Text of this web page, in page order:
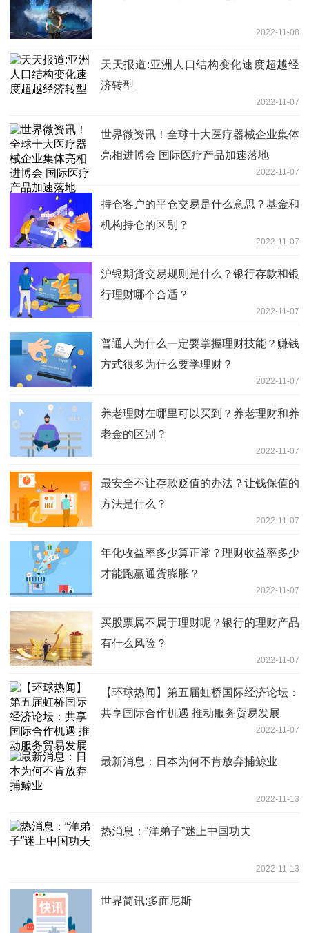
2022-11-08
天天报道:亚洲人口结构变化速度超越经
济转型
2022-11-07
世界微资讯！全球十大医疗器械企业集体
亮相进博会 国际医疗产品加速落地
2022-11-07
持仓客户的平仓交易是什么意思？基金和
机构持仓的区别？
2022-11-07
沪银期货交易规则是什么？银行存款和银
行理财哪个合适？
2022-11-07
普通人为什么一定要掌握理财技能？赚钱
方式很多为什么要学理财？
2022-11-07
养老理财在哪里可以买到？养老理财和养
老金的区别？
2022-11-07
最安全不让存款贬值的办法？让钱保值的
方法是什么？
2022-11-07
年化收益率多少算正常？理财收益率多少
才能跑赢通货膨胀？
2022-11-07
买股票属不属于理财呢？银行的理财产品
有什么风险？
2022-11-07
【环球热闻】第五届虹桥国际经济论坛：
共享国际合作机遇 推动服务贸易发展
2022-11-07
最新消息：日本为何不肯放弃捕鲸业
2022-11-13
热消息：“洋弟子”迷上中国功夫
2022-11-13
世界简讯:多面尼斯